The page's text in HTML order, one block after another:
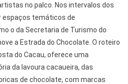
no palco. Nos intervalos dos
espaços temáticos de
o da Secretaria de Turismo do
a Estrada do Chocolate. O roteiro
do Cacau, oferece uma
da lavoura cacaueira, das
de chocolate, com marcas